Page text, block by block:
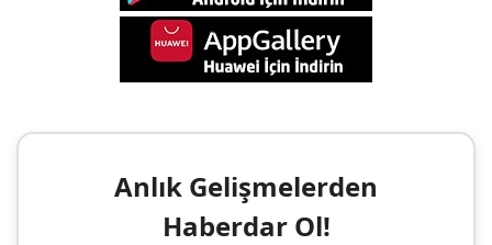
Anlık Gelişmelerden
Haberdar Ol!